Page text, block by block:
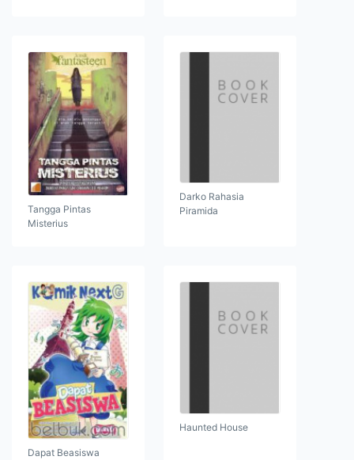
Tangga Pintas
Misterius
Darko Rahasia
Piramida
Dapat Beasiswa
Haunted House